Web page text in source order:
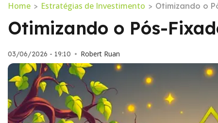
Home > Estratégias de Investimento > Otimizando o
Otimizando o Pós-
03/06/2026 - 19:10 • Robert Ruan